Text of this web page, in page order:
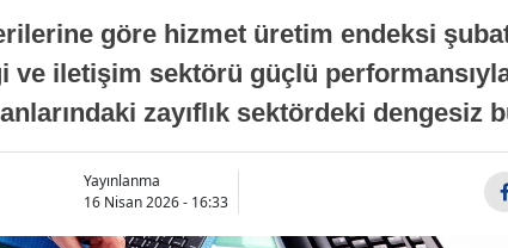
göre hizmet üretim endeksi şubat
ve iletişim sektörü güçlü
zayıflık sektördeki dengesiz
Yayınlanma
16 Nisan 2026 - 16:33